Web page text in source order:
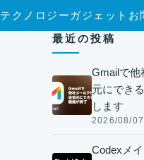
テクノロジー ガジェット お
最近の投稿
Gmailで他
元にでき
します
2026/08/07
Codexメ